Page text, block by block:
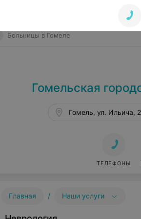
Больницы в Гомеле
Гомельская
Гомель, ул. Ильича,
ТЕЛЕФОНЫ
Главная / Наши услуги